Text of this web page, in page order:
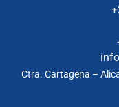
Ctra. Cartagena –